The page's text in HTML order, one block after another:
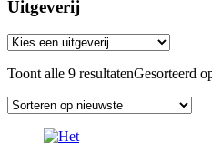
Uitgeverij
Toont alle 9 resultatenGesorteerd